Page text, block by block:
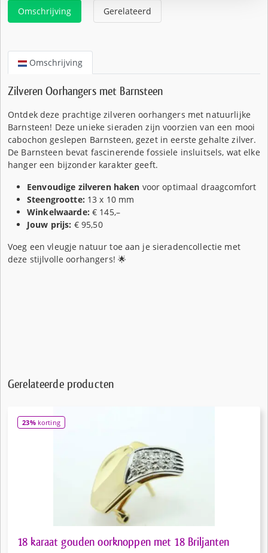
Omschrijving Gerelateerd
Omschrijving
Zilveren Oorhangers met Barnsteen
Ontdek deze prachtige zilveren oorhangers met natuurlijke
Barnsteen! Deze unieke sieraden zijn voorzien van een mooi
cabochon geslepen Barnsteen, gezet in eerste gehalte zilver.
De Barnsteen bevat fascinerende fossiele insluitsels, wat elke
hanger een bijzonder karakter geeft.
Eenvoudige zilveren haken voor optimaal draagcomfort
Steengrootte: 13 x 10 mm
Winkelwaarde: € 145,–
Jouw prijs: € 95,50
Voeg een vleugje natuur toe aan je sieradencollectie met
deze stijlvolle oorhangers! 🌟
Gerelateerde producten
23%korting
18 karaat gouden oorknoppen met 18 Briljanten